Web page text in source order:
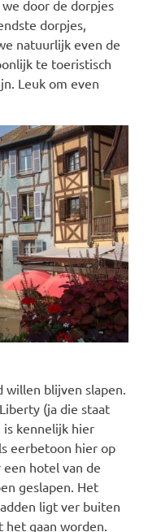
door de dorpjes
dorpjes,
natuurlijk even de
te toeristisch
Leuk om even
willen blijven slapen.
(ja die staat
is kennelijk hier
eerbetoon hier op
hotel van de
geslapen. Het
ligt ver buiten
gaan worden.